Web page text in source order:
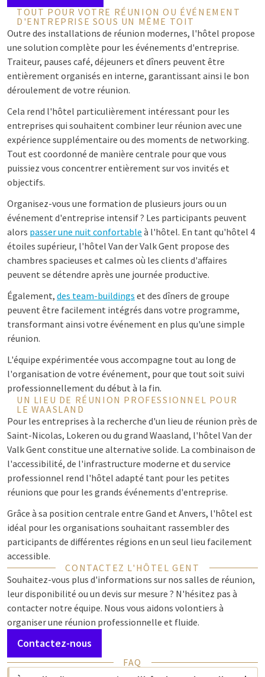
TOUT POUR VOTRE RÉUNION OU ÉVÉNEMENT
D'ENTREPRISE SOUS UN MÊME TOIT
Outre des installations de réunion modernes, l'hôtel propose
une solution complète pour les événements d'entreprise.
Traiteur, pauses café, déjeuners et dîners peuvent être
entièrement organisés en interne, garantissant ainsi le bon
déroulement de votre réunion.
Cela rend l'hôtel particulièrement intéressant pour les
entreprises qui souhaitent combiner leur réunion avec une
expérience supplémentaire ou des moments de networking.
Tout est coordonné de manière centrale pour que vous
puissiez vous concentrer entièrement sur vos invités et
objectifs.
Organisez-vous une formation de plusieurs jours ou un
événement d'entreprise intensif ? Les participants peuvent
alors passer une nuit confortable à l'hôtel. En tant qu'hôtel 4
étoiles supérieur, l'hôtel Van der Valk Gent propose des
chambres spacieuses et calmes où les clients d'affaires
peuvent se détendre après une journée productive.
Également, des team-buildings et des dîners de groupe
peuvent être facilement intégrés dans votre programme,
transformant ainsi votre événement en plus qu'une simple
réunion.
L'équipe expérimentée vous accompagne tout au long de
l'organisation de votre événement, pour que tout soit suivi
professionnellement du début à la fin.
UN LIEU DE RÉUNION PROFESSIONNEL POUR
LE WAASLAND
Pour les entreprises à la recherche d'un lieu de réunion près de
Saint-Nicolas, Lokeren ou du grand Waasland, l'hôtel Van der
Valk Gent constitue une alternative solide. La combinaison de
l'accessibilité, de l'infrastructure moderne et du service
professionnel rend l'hôtel adapté tant pour les petites
réunions que pour les grands événements d'entreprise.
Grâce à sa position centrale entre Gand et Anvers, l'hôtel est
idéal pour les organisations souhaitant rassembler des
participants de différentes régions en un seul lieu facilement
accessible.
CONTACTEZ L'HÔTEL GENT
Souhaitez-vous plus d'informations sur nos salles de réunion,
leur disponibilité ou un devis sur mesure ? N'hésitez pas à
contacter notre équipe. Nous vous aidons volontiers à
organiser une réunion professionnelle et fluide.
Contactez-nous
FAQ